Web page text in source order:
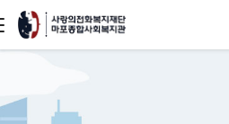
본문
바로가기